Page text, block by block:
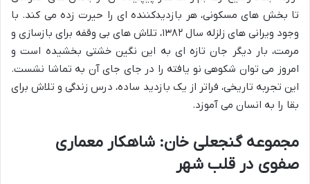
تا بخش های مسکونی، هر بازدیدکننده ای را حیرت زده می کند. با
وجود ویرانی های زلزله سال ۱۳۸۲، تلاش های بی وقفه برای بازسازی و
مرمت، بار دیگر جان تازه ای به این نگین خشتی بخشیده است و
امروز می توان شکوهی نو یافته را در جای جای آن به تماشا نشست.
این تجربه تاریخی، فراتر از یک بازدید ساده، درس زندگی و تلاش برای
بقا را به انسان می آموزد.
مجموعه گنجعلی خان: شاهکار معماری
صفوی در قلب شهر